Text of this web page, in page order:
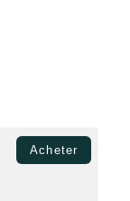
Acheter